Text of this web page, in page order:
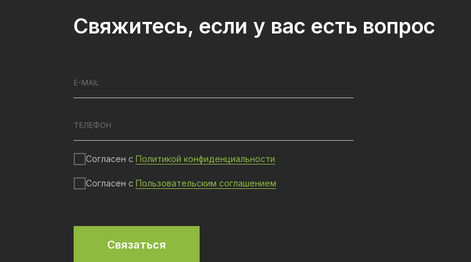
Согласен с Политикой конфиденциальности
Согласен с Пользовательским соглашением
Связаться
Свяжитесь, если у вас есть вопрос